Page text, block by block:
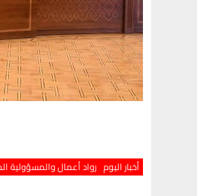
أخبار اليوم رواد أعمال والمسؤولية